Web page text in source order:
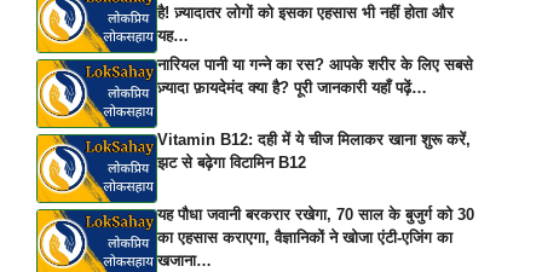
है! ज़्यादातर लोगों को इसका एहसास भी नहीं होता और
यह…
नारियल पानी या गन्ने का रस? आपके शरीर के लिए सबसे
ज़्यादा फ़ायदेमंद क्या है? पूरी जानकारी यहाँ पढ़ें…
Vitamin B12: दही में ये चीज मिलाकर खाना शुरू करें,
झट से बढ़ेगा विटामिन B12
यह पौधा जवानी बरकरार रखेगा, 70 साल के बुजुर्ग को 30
का एहसास कराएगा, वैज्ञानिकों ने खोजा एंटी-एजिंग का
खजाना…